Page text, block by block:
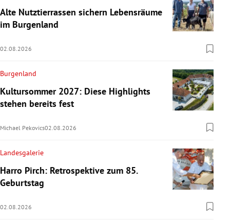
Alte Nutztierrassen sichern Lebensräume
im Burgenland
02.08.2026
Burgenland
Kultursommer 2027: Diese Highlights
stehen bereits fest
Michael Pekovics02.08.2026
Landesgalerie
Harro Pirch: Retrospektive zum 85.
Geburtstag
02.08.2026